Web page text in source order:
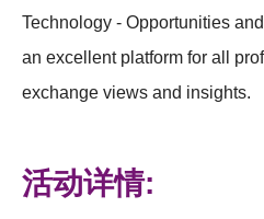
Technology - Opportunities
an excellent platform for all
exchange views and insights.
活动详情: